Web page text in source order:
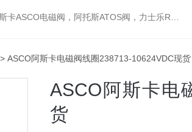
普EPRO传感器，穆格MOOG伺服阀，宝德BURKERT电磁阀，倍加福P F传感器
> ASCO阿斯卡电磁阀线圈238713-10624VDC现货
ASCO阿斯卡电
货